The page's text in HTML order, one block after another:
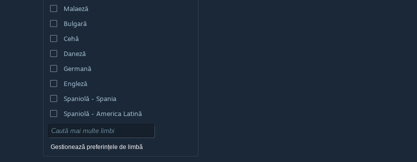
Malaeză
Bulgară
Cehă
Daneză
Germană
Engleză
Spaniolă - Spania
Spaniolă - America Latină
Gestionează preferințele de limbă